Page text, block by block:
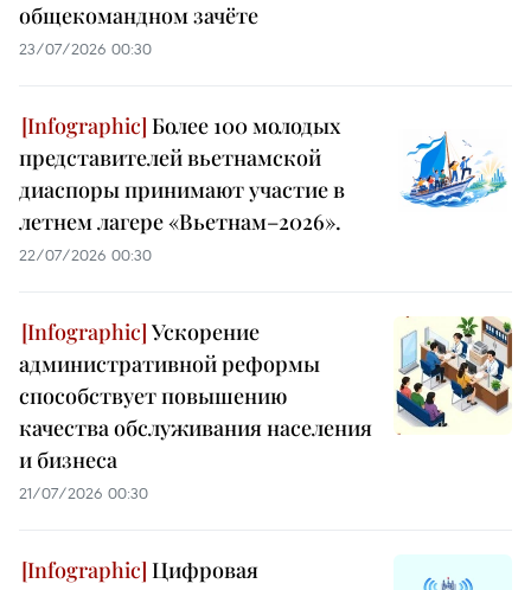
общекомандном зачёте
23/07/2026 00:30
Более 100 молодых
представителей вьетнамской
диаспоры принимают участие в
летнем лагере «Вьетнам–2026».
22/07/2026 00:30
Ускорение
административной реформы
способствует повышению
качества обслуживания населения
и бизнеса
21/07/2026 00:30
Цифровая